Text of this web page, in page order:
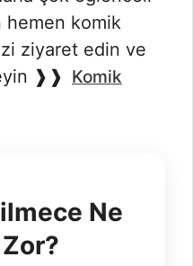
hemen komik
ziyaret edin ve
❱❱ Komik
Ne